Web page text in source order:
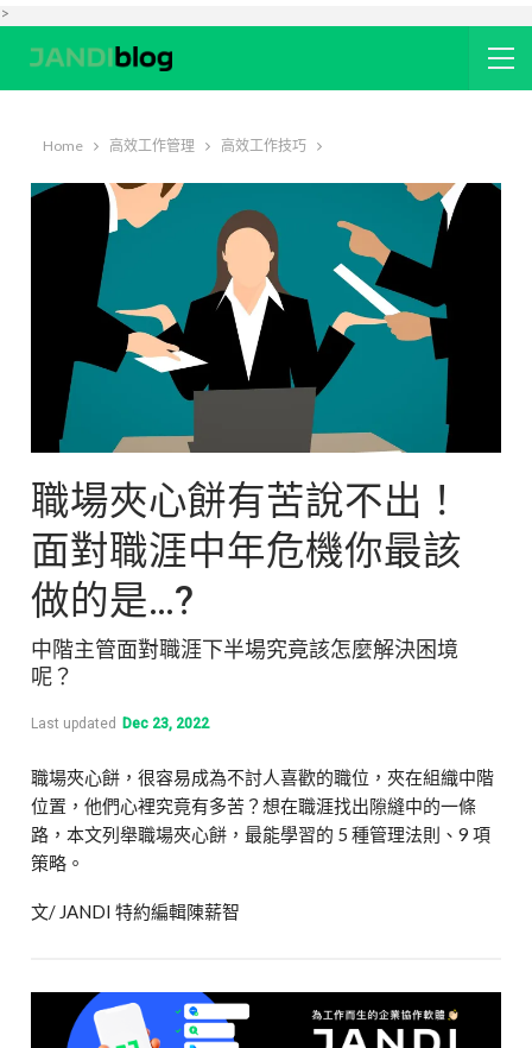
>
Home 高效工作管理 高效工作技巧
職場夾心餅有苦說不出！
面對職涯中年危機你最該
做的是…?
中階主管面對職涯下半場究竟該怎麼解決困境
呢？
Last updated Dec 23, 2022
職場夾心餅，很容易成為不討人喜歡的職位，夾在組織中階
位置，他們心裡究竟有多苦？想在職涯找出隙縫中的一條
路，本文列舉職場夾心餅，最能學習的 5 種管理法則、9項
策略。
文/ JANDI特約編輯陳薪智